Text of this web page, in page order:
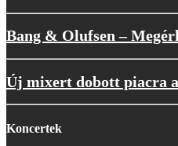
Bang & Olufsen –
Új mixert dobott piacra
Koncertek